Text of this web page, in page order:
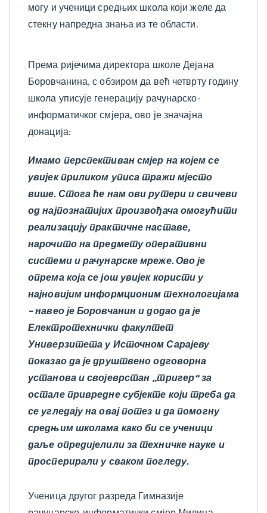
могу и ученици средњих школа који желе да
стекну напредна знања из те области.
Према ријечима директора школе Дејана
Боровчанина, с обзиром да већ четврту годину
школа уписује генерацију рачунарско-
информатичког смјера, ово је значајна
донација:
Имамо перспективан смјер на којем се
увијек приликом уписа тражи мјесто
више. Стога ће нам ови рутери и свичеви
од најпознатијих произвођача омогућити
реализацију практичне наставе,
нарочито на предмету оперативни
системи и рачунарске мреже. Ово је
опрема која се још увијек користи у
најновијим информционим технологијама
– навео је Боровчанин и додао да је
Електротехнички факултет
Универзитета у Источном Сарајеву
показао да је друштвено одговорна
установа и својеврстан „тригер“ за
остале привредне субјекте који треба да
се угледају на овај потез и да помогну
средњим школама како би се ученици
даље опредијелили за техничке науке и
просперирали у сваком погледу.
Ученица другог разреда Гимназије